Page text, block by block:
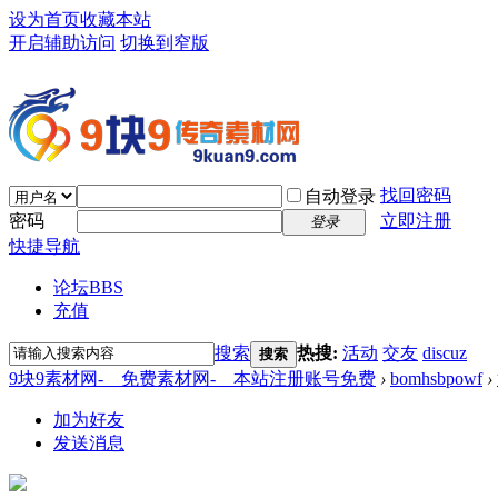
设为首页收藏本站
开启辅助访问 切换到窄版
自动登录 找回密码
密码
登录
立即注册
快捷导航
论坛BBS
充值
搜索 搜索 热搜: 活动 交友 discuz
9块9素材网-＿免费素材网-＿本站注册账号免费 › bomhsbpowf ›
加为好友
发送消息